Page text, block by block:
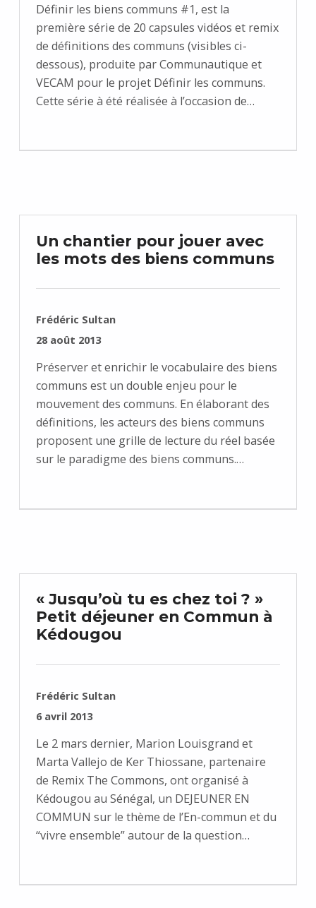
Définir les biens communs #1, est la
première série de 20 capsules vidéos et remix
de définitions des communs (visibles ci-
dessous), produite par Communautique et
VECAM pour le projet Définir les communs.
Cette série à été réalisée à l’occasion de…
Un chantier pour jouer avec
les mots des biens communs
RÉDIGÉ PAR :
Frédéric Sultan
PUBLIÉ SUR :
28 août 2013
Préserver et enrichir le vocabulaire des biens
communs est un double enjeu pour le
mouvement des communs. En élaborant des
définitions, les acteurs des biens communs
proposent une grille de lecture du réel basée
sur le paradigme des biens communs.…
« Jusqu’où tu es chez toi ? »
Petit déjeuner en Commun à
Kédougou
RÉDIGÉ PAR :
Frédéric Sultan
PUBLIÉ SUR :
6 avril 2013
Le 2 mars dernier, Marion Louisgrand et
Marta Vallejo de Ker Thiossane, partenaire
de Remix The Commons, ont organisé à
Kédougou au Sénégal, un DEJEUNER EN
COMMUN sur le thème de l’En-commun et du
“vivre ensemble” autour de la question…